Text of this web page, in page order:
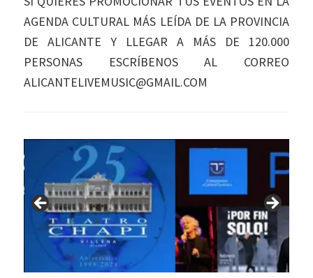
AGENDA CULTURAL MÁS LEÍDA DE LA PROVINCIA
DE ALICANTE Y LLEGAR A MÁS DE 120.000
PERSONAS ESCRÍBENOS AL CORREO
ALICANTELIVEMUSIC@GMAIL.COM